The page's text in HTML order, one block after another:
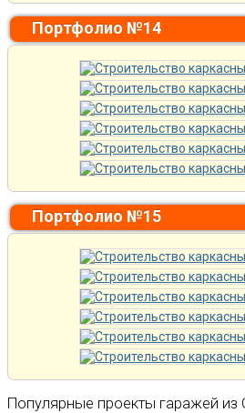
Портфолио №14
Портфолио №15
Популярные проекты гаражей из